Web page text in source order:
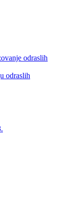
odraslih
odraslih